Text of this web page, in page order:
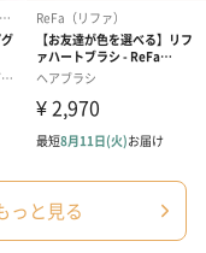
チーズ
麹&レモ
しょっつるナ
っと見る